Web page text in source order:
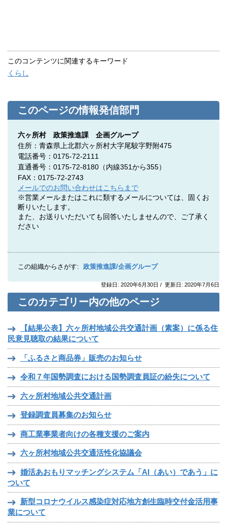
このコンテンツに関連するキーワード
くらし
このページの情報発信部門
六ヶ所村 政策推進課 企画グループ
住所：青森県上北郡六ヶ所村大字尾駮字野附475
電話番号：0175-72-2111
直通番号：0175-72-8180（内線351から355）
FAX：0175-72-2743
メールでのお問い合わせはこちらまで
※営業メールまたはこれに類するメールについては、固くお
断りいたします。
また、お送りいただいても回答いたしませんので、ご了承く
ださい
この組織からさがす: 政策推進課/企画グループ
登録日: 2020年6月30日 / 更新日: 2020年7月6日
このカテゴリー内の他のページ
【結果公表】六ヶ所村地域公共交通計画（素案）に係る住
民意見聴取の結果について
「ふるさと商品券」販売のお知らせ
令和７年国勢調査における国勢調査員証の紛失について
六ヶ所村地域公共交通計画
登録調査員募集のお知らせ
商工業事業者向けの各種支援のご案内
六ヶ所村地域公共交通活性化協議会
婚活あおもりマッチングシステム「AI（あい）であう」に
ついて
新型コロナウイルス感染症対応地方創生臨時交付金活用事
業について